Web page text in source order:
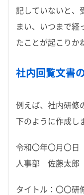
記していないと、
まい、いつまで経
たことが起こりか
社内回覧文書
例えば、社内研修
下のように作成し
令和〇年〇月〇日
人事部 佐藤太郎
タイトル：〇〇研